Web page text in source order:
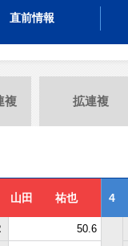
直前情報
複 拡連複
山田 祐也 4
50.6